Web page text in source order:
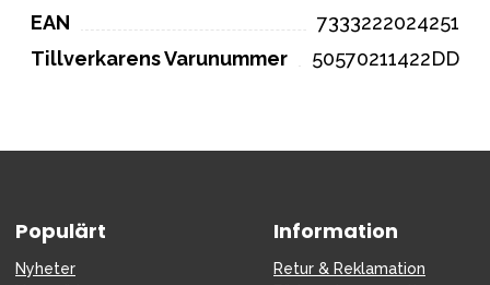
EAN
7333222024251
Tillverkarens Varunummer
50570211422DD
Populärt
Nyheter
Information
Retur & Reklamation